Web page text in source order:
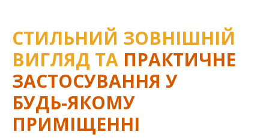
СТИЛЬНИЙ ЗОВНІШНІЙ
ВИГЛЯД ТА ПРАКТИЧНЕ
ЗАСТОСУВАННЯ У
БУДЬ-ЯКОМУ
ПРИМІЩЕННІ